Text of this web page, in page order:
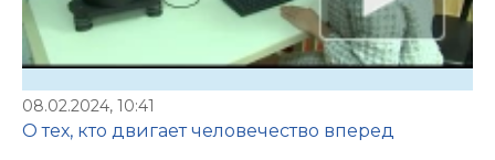
08.02.2024, 10:41
О тех, кто двигает человечество вперед